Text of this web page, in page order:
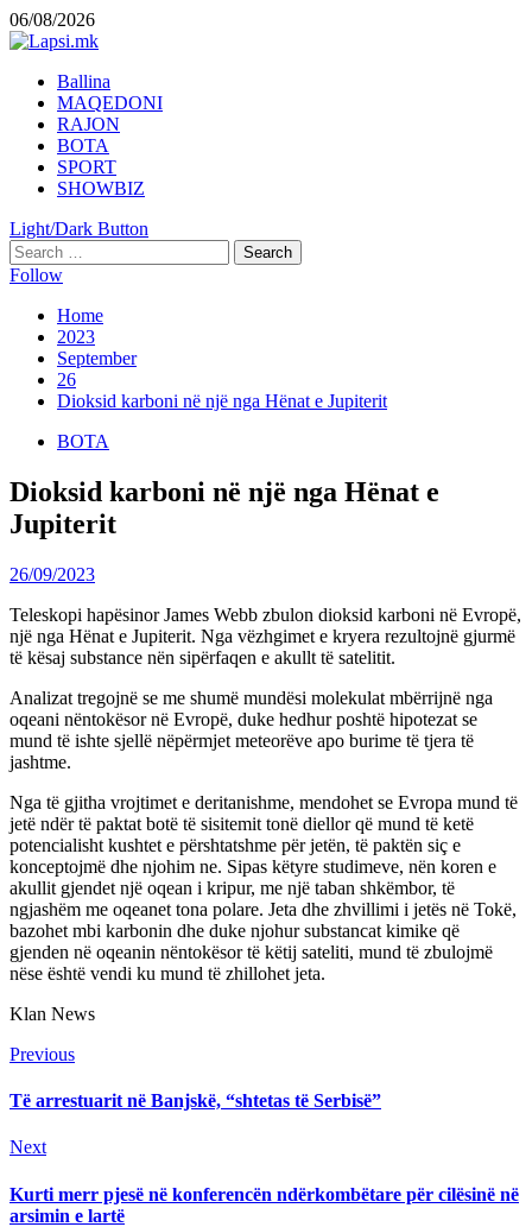
Skip
to
06/08/2026
Primary
Menu
Ballina
MAQEDONI
RAJON
BOTA
SPORT
SHOWBIZ
Light/Dark Button
Search
for:
Follow
Home
2023
September
26
Dioksid karboni në një nga Hënat e Jupiterit
BOTA
Dioksid karboni në një nga Hënat e
Jupiterit
26/09/2023
Teleskopi hapësinor James Webb zbulon dioksid karboni në Evropë,
një nga Hënat e Jupiterit. Nga vëzhgimet e kryera rezultojnë gjurmë
të kësaj substance nën sipërfaqen e akullt të satelitit.
Analizat tregojnë se me shumë mundësi molekulat mbërrijnë nga
oqeani nëntokësor në Evropë, duke hedhur poshtë hipotezat se
mund të ishte sjellë nëpërmjet meteorëve apo burime të tjera të
jashtme.
Nga të gjitha vrojtimet e deritanishme, mendohet se Evropa mund të
jetë ndër të paktat botë të sisitemit tonë diellor që mund të ketë
potencialisht kushtet e përshtatshme për jetën, të paktën siç e
konceptojmë dhe njohim ne. Sipas këtyre studimeve, nën koren e
akullit gjendet një oqean i kripur, me një taban shkëmbor, të
ngjashëm me oqeanet tona polare. Jeta dhe zhvillimi i jetës në Tokë,
bazohet mbi karbonin dhe duke njohur substancat kimike që
gjenden në oqeanin nëntokësor të këtij sateliti, mund të zbulojmë
nëse është vendi ku mund të zhillohet jeta.
Klan News
Continue
Reading
PreviousPrevious
Të arrestuarit në Banjskë, “shtetas të Serbisë”
NextNext
Kurti merr pjesë në konferencën ndërkombëtare për cilësinë në
arsimin e lartë